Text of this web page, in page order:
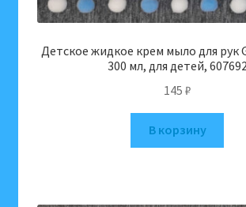
Детское жидкое крем мыло для рук
300 мл, для детей, 607692
145 ₽
В корзину